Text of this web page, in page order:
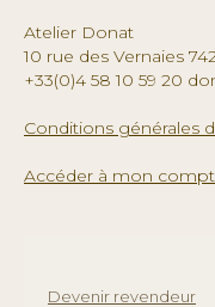
Atelier Donat
10 rue des Vernaies
+33(0)4 58 10 59 20
Conditions générales
Accéder à mon
Devenir revendeur